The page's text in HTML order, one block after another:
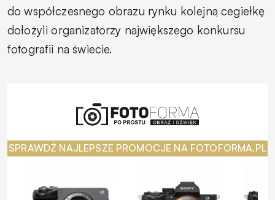
do współczesnego obrazu rynku kolejną cegiełkę
dołożyli organizatorzy największego konkursu
fotografii na świecie.
SPRAWDŹ NAJLEPSZE PROMOCJE NA FOTOFORMA.PL